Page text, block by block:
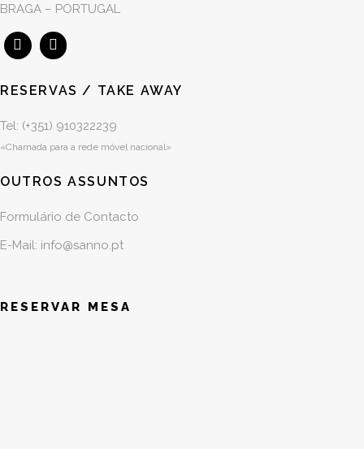
BRAGA – PORTUGAL
RESERVAS / TAKE AWAY
Tel: (+351) 910322239
«Chamada para a rede móvel nacional»
OUTROS ASSUNTOS
Formulário de Contacto
E-Mail: info@sanno.pt
RESERVAR MESA